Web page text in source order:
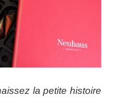
la petite histoire